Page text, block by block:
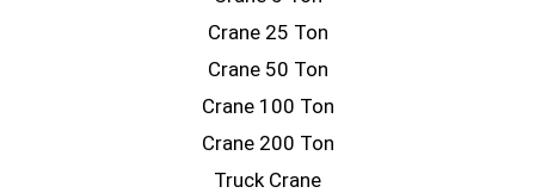
Crane 25 Ton
Crane 50 Ton
Crane 100 Ton
Crane 200 Ton
Truck Crane